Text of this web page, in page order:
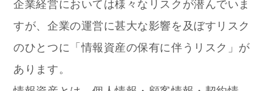
企業経営においては様々なリスクが潜んでいま
すが、企業の運営に甚大な影響を及ぼすリスク
のひとつに「情報資産の保有に伴うリスク」が
あります。